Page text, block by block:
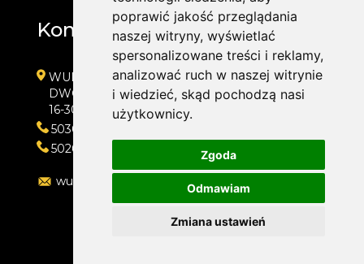
poprawić jakość przeglądania
naszej witryny, wyświetlać
spersonalizowane treści i reklamy,
analizować ruch w naszej witrynie
i wiedzieć, skąd pochodzą nasi
użytkownicy.
Zgoda
Odmawiam
Zmiana ustawień
Kontakt
WULKAN SERVICE
DWORSKA 3
16-300 AUGUSTÓW
503043093
502655655
wulkanservice@onet.pl